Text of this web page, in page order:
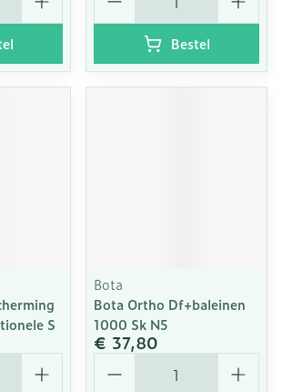
Bestel
S
Bota
Bota Ortho Df+baleinen
1000 Sk N5
€ 37,80
Aantal